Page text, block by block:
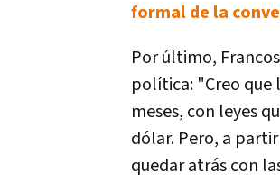
formal de la
Por último,
política: "Creo que
meses, con leyes
dólar. Pero, a
quedar atrás con